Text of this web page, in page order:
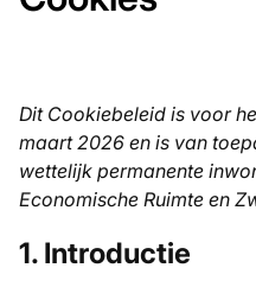
Dit Cookiebeleid is voor
maart 2026 en is van
wettelijk permanente
Economische Ruimte en
1. Introductie